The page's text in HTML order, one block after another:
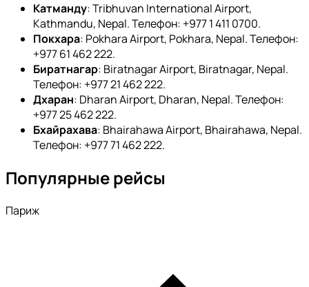
Катманду: Tribhuvan International Airport,
Kathmandu, Nepal. Телефон: +977 1 411 0700.
Покхара: Pokhara Airport, Pokhara, Nepal. Телефон:
+977 61 462 222.
Биратнагар: Biratnagar Airport, Biratnagar, Nepal.
Телефон: +977 21 462 222.
Дхаран: Dharan Airport, Dharan, Nepal. Телефон:
+977 25 462 222.
Бхайрахава: Bhairahawa Airport, Bhairahawa, Nepal.
Телефон: +977 71 462 222.
Популярные рейсы
Париж